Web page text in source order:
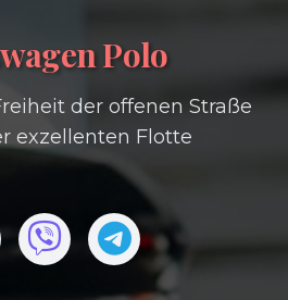
Polo
der offenen Straße
exzellenten Flotte